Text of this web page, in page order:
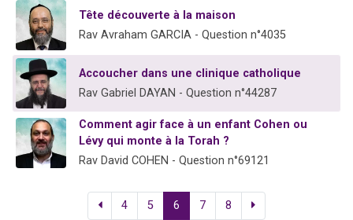
Tête découverte à la maison
Rav Avraham GARCIA - Question n°4035
Accoucher dans une clinique catholique
Rav Gabriel DAYAN - Question n°44287
Comment agir face à un enfant Cohen ou
Lévy qui monte à la Torah ?
Rav David COHEN - Question n°69121
4 5 6 7 8